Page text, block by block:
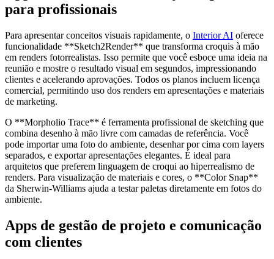
para profissionais
Para apresentar conceitos visuais rapidamente, o Interior AI oferece
funcionalidade **Sketch2Render** que transforma croquis à mão
em renders fotorrealistas. Isso permite que você esboce uma ideia na
reunião e mostre o resultado visual em segundos, impressionando
clientes e acelerando aprovações. Todos os planos incluem licença
comercial, permitindo uso dos renders em apresentações e materiais
de marketing.
O **Morpholio Trace** é ferramenta profissional de sketching que
combina desenho à mão livre com camadas de referência. Você
pode importar uma foto do ambiente, desenhar por cima com layers
separados, e exportar apresentações elegantes. É ideal para
arquitetos que preferem linguagem de croqui ao hiperrealismo de
renders. Para visualização de materiais e cores, o **Color Snap**
da Sherwin-Williams ajuda a testar paletas diretamente em fotos do
ambiente.
Apps de gestão de projeto e comunicação
com clientes